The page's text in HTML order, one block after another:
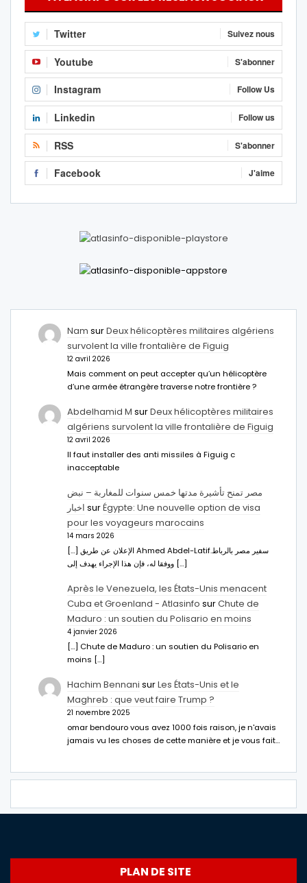
Twitter Suivez nous
Youtube S'abonner
Instagram Follow Us
Linkedin Follow us
RSS S'abonner
Facebook J'aime
Nam surDeux hélicoptères militaires algériens
survolent la ville frontalière de Figuig
12 avril 2026
Mais comment on peut accepter qu’un hélicoptère
d’une armée étrangère traverse notre frontière ?
Abdelhamid M surDeux hélicoptères militaires
algériens survolent la ville frontalière de Figuig
12 avril 2026
Il faut installer des anti missiles à Figuig c
inacceptable
مصر تمنح تأشيرة مدتها خمس سنوات للمغاربة – نبض
اخبار surÉgypte: Une nouvelle option de visa
pour les voyageurs marocains
14 mars 2026
[…] الإعلان عن طريق Ahmed Abdel-Latifسفير مصر بالرباط.
ووفقا له، فإن هذا الإجراء يهدف إلى […]
Après le Venezuela, les États-Unis menacent
Cuba et Groenland - Atlasinfo surChute de
Maduro : un soutien du Polisario en moins
4 janvier 2026
[…] Chute de Maduro : un soutien du Polisario en
moins […]
Hachim Bennani surLes États-Unis et le
Maghreb : que veut faire Trump ?
21 novembre 2025
omar bendouro vous avez 1000 fois raison, je n'avais
jamais vu les choses de cette manière et je vous fait…
PLAN DE SITE